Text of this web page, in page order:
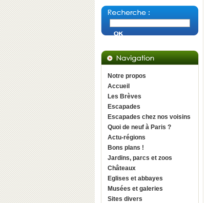
Notre propos
Accueil
Les Brèves
Escapades
Escapades chez nos voisins
Quoi de neuf à Paris ?
Actu-régions
Bons plans !
Jardins, parcs et zoos
Châteaux
Eglises et abbayes
Musées et galeries
Sites divers